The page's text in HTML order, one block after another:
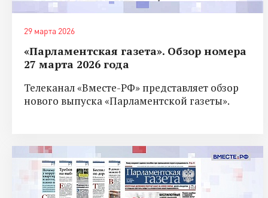
29 марта 2026
«Парламентская газета». Обзор номера
27 марта 2026 года
Телеканал «Вместе-РФ» представляет обзор
нового выпуска «Парламентской газеты».